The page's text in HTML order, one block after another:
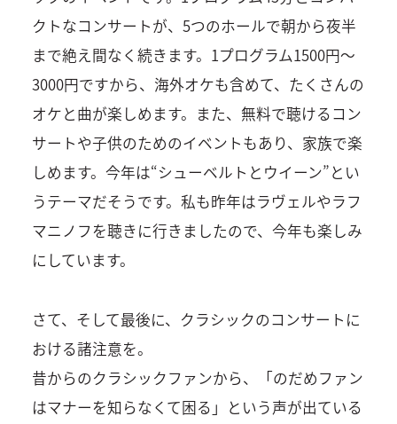
クトなコンサートが、5つのホールで朝から夜半
まで絶え間なく続きます。1プログラム1500円～
3000円ですから、海外オケも含めて、たくさんの
オケと曲が楽しめます。また、無料で聴けるコン
サートや子供のためのイベントもあり、家族で楽
しめます。今年は“シューベルトとウイーン”とい
うテーマだそうです。私も昨年はラヴェルやラフ
マニノフを聴きに行きましたので、今年も楽しみ
にしています。
さて、そして最後に、クラシックのコンサートに
おける諸注意を。
昔からのクラシックファンから、「のだめファン
はマナーを知らなくて困る」という声が出ている